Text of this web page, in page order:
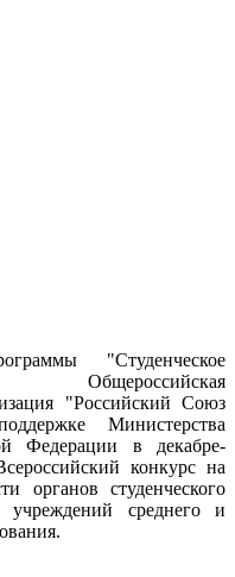
"Студенческое
Общероссийская
"Российский Союз
Министерства
Федерации в декабре-
конкурс на
органов студенческого
учреждений среднего и